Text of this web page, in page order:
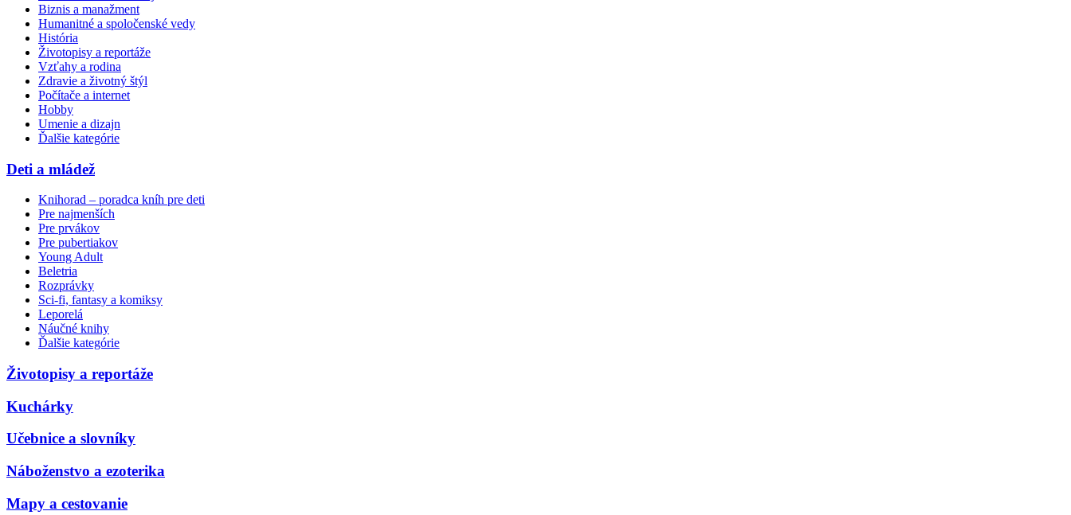
Biznis a manažment
Humanitné a spoločenské vedy
História
Životopisy a reportáže
Vzťahy a rodina
Zdravie a životný štýl
Počítače a internet
Hobby
Umenie a dizajn
Ďalšie kategórie
Deti a mládež
Knihorad – poradca kníh pre deti
Pre najmenších
Pre prvákov
Pre pubertiakov
Young Adult
Beletria
Rozprávky
Sci-fi, fantasy a komiksy
Leporelá
Náučné knihy
Ďalšie kategórie
Životopisy a reportáže
Kuchárky
Učebnice a slovníky
Náboženstvo a ezoterika
Mapy a cestovanie